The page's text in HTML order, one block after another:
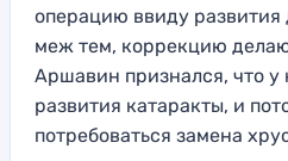
операцию ввиду развития
меж тем, коррекцию
Аршавин признался, что у
развития катаракты, и
потребоваться замена